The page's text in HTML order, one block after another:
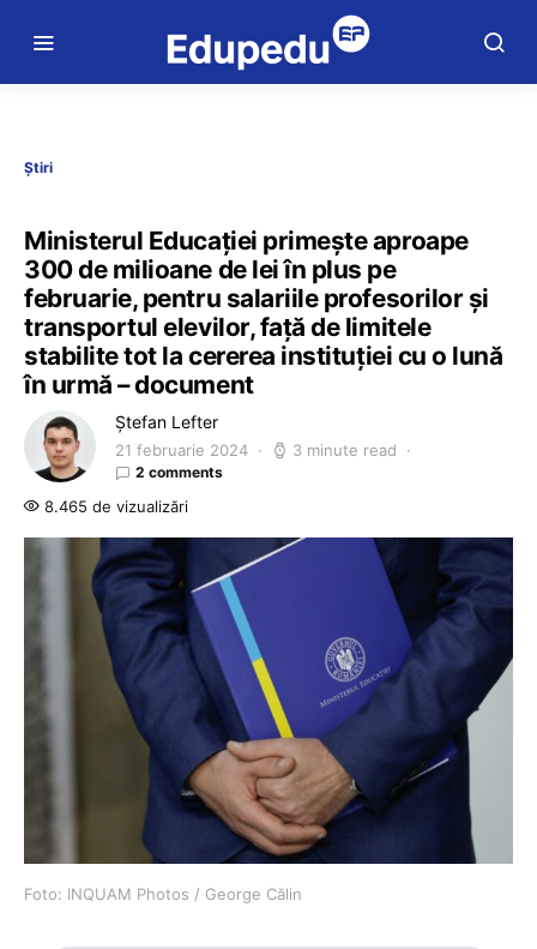
Știri
Ministerul Educației primește aproape
300 de milioane de lei în plus pe
februarie, pentru salariile profesorilor și
transportul elevilor, față de limitele
stabilite tot la cererea instituției cu o lună
în urmă – document
Ștefan Lefter
21 februarie 2024 3 minute read
2 comments
8.465 de vizualizări
Foto: INQUAM Photos / George Călin